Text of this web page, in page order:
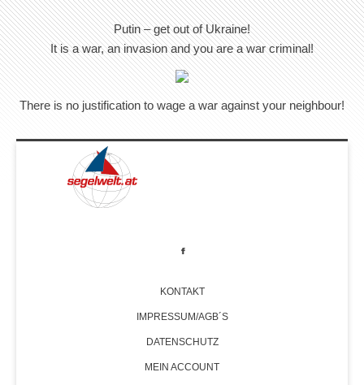
Putin – get out of Ukraine!
It is a war, an invasion and you are a war criminal!
There is no justification to wage a war against your neighbour!
KONTAKT
IMPRESSUM/AGB´S
DATENSCHUTZ
MEIN ACCOUNT